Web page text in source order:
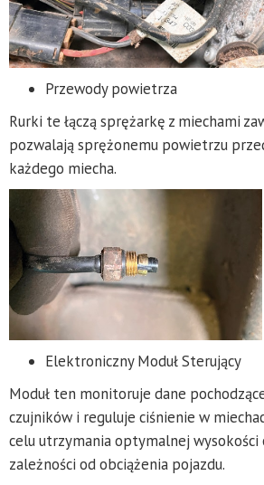
Przewody powietrza
Rurki te łączą sprężarkę z miechami
pozwalają sprężonemu powietrzu
każdego miecha.
Elektroniczny Moduł Sterujący
Moduł ten monitoruje dane
czujników i reguluje ciśnienie w
celu utrzymania optymalnej wysokości
zależności od obciążenia pojazdu.